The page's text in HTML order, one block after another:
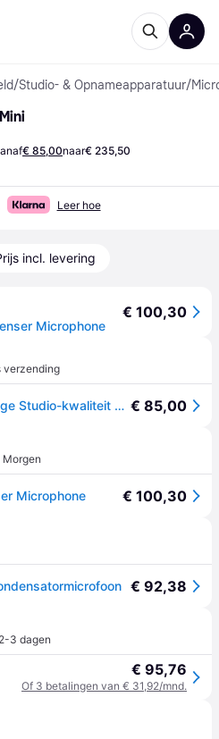
/Studio- & Opnameapparatuur/
€ 85,00naar€ 235,50
Leer hoe
incl. levering
Microphone
€ 100,30
verzending
RØDE NT-USB Mini Veelzijdige Studio-kwaliteit Condensator USB Microfoon met Gratis Software voor Podcasting, Streaming, Gaming, Muziekproductie, Zang en Instrumentopname € 85,00
Morgen
Microphone € 100,30
€ 92,38
2-3 dagen
€ 95,76
Of 3 betalingen van € 31,92/mnd.